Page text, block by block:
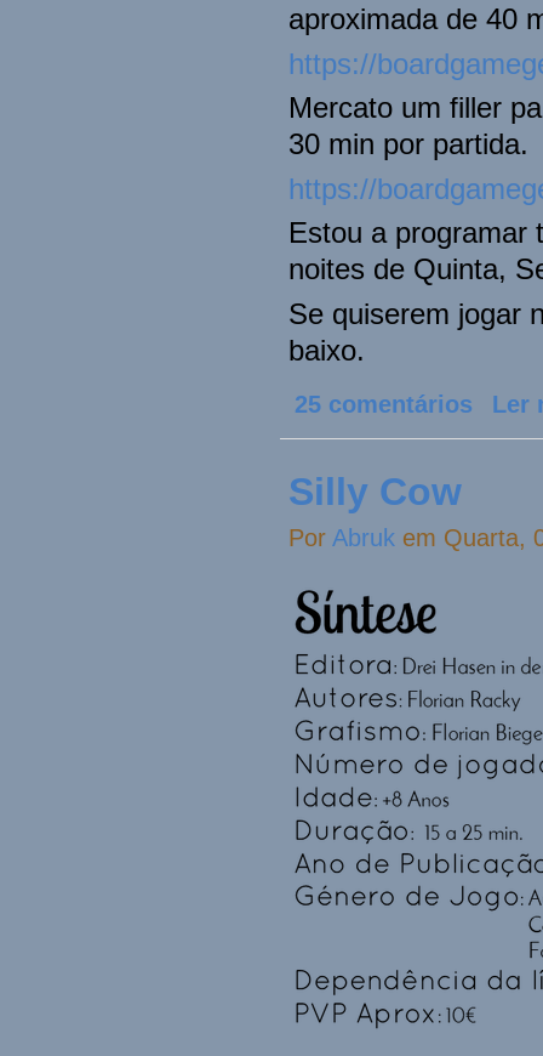
aproximada de 40
https://
Mercato um filler
30 min por partida.
https://
Estou a programar
noites de Quinta,
Se quiserem jogar
baixo.
25 comentários Ler
Silly Cow
Por Abrukem Quarta,